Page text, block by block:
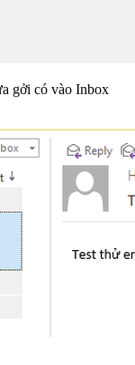
gởi có vào Inbox